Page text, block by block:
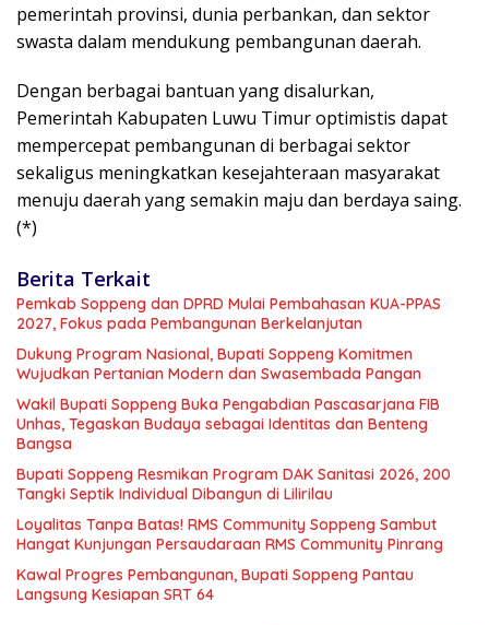
pemerintah provinsi, dunia perbankan, dan sektor
swasta dalam mendukung pembangunan daerah.
Dengan berbagai bantuan yang disalurkan,
Pemerintah Kabupaten Luwu Timur optimistis dapat
mempercepat pembangunan di berbagai sektor
sekaligus meningkatkan kesejahteraan masyarakat
menuju daerah yang semakin maju dan berdaya saing.
(*)
Berita Terkait
Pemkab Soppeng dan DPRD Mulai Pembahasan KUA-PPAS
2027, Fokus pada Pembangunan Berkelanjutan
Dukung Program Nasional, Bupati Soppeng Komitmen
Wujudkan Pertanian Modern dan Swasembada Pangan
Wakil Bupati Soppeng Buka Pengabdian Pascasarjana FIB
Unhas, Tegaskan Budaya sebagai Identitas dan Benteng
Bangsa
Bupati Soppeng Resmikan Program DAK Sanitasi 2026, 200
Tangki Septik Individual Dibangun di Lilirilau
Loyalitas Tanpa Batas! RMS Community Soppeng Sambut
Hangat Kunjungan Persaudaraan RMS Community Pinrang
Kawal Progres Pembangunan, Bupati Soppeng Pantau
Langsung Kesiapan SRT 64